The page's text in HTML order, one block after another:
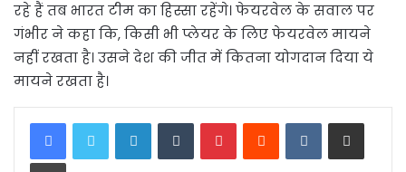
रहे हैं तब भारत टीम का हिस्सा रहेंगे। फेयरवेल के सवाल पर
गंभीर ने कहा कि, किसी भी प्लेयर के लिए फेयरवेल मायने
नहीं रखता है। उसने देश की जीत में कितना योगदान दिया ये
मायने रखता है।
LinkedInTumblrPinterestReddit VKontakteShare via Email
Print